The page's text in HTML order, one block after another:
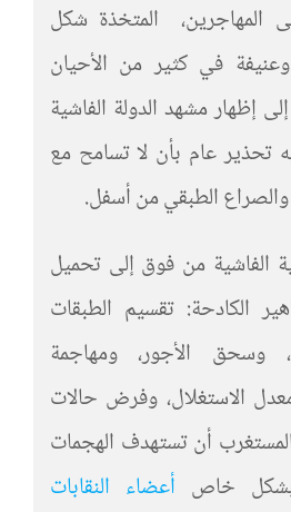
المهاجرين، المتخذة شكل
في كثير من الأحيان
إظهار مشهد الدولة الفاشية
تحذير عام بأن لا تسامح مع
والصراع الطبقي من أسفل.
الفاشية من فوق إلى تحميل
الكادحة: تقسيم الطبقات
وسحق الأجور، ومهاجمة
الاستغلال، وفرض حالات
أن تستهدف الهجمات
بشكل خاص أعضاء النقابات